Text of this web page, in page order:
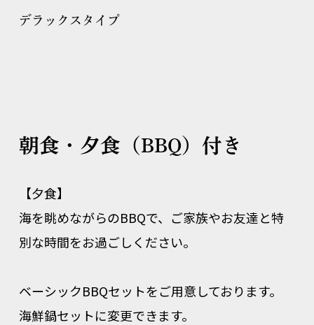
デラックスタイプ
朝食・夕食（BBQ）付き
【夕食】
海を眺めながらのBBQで、ご家族やお友達と特
別な時間をお過ごしください。
ベーシックBBQセットをご用意しております。
海鮮鍋セットに変更できます。